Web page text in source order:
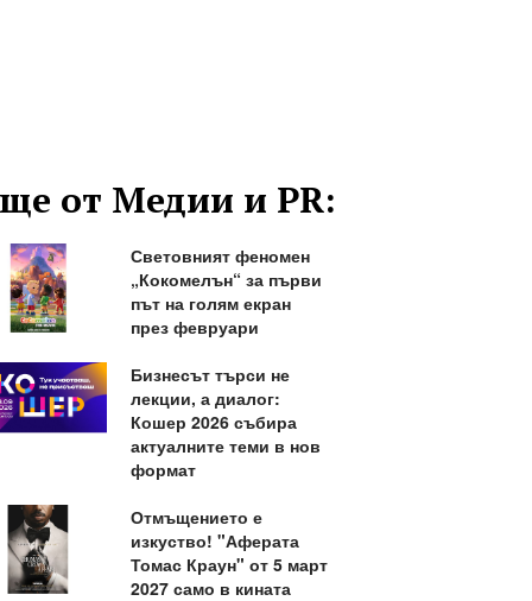
от Медии и PR:
Световният феномен
„Кокомелън“ за първи
път на голям екран
през февруари
Бизнесът търси не
лекции, а диалог:
Кошер 2026 събира
актуалните теми в нов
формат
Отмъщението е
изкуство! "Аферата
Томас Краун" от 5 март
2027 само в кината